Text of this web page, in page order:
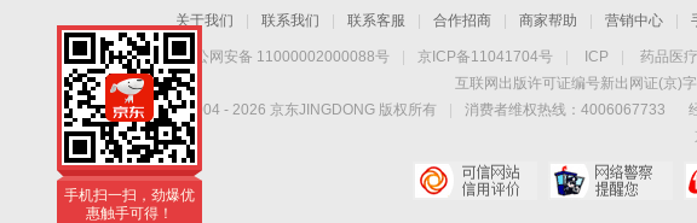
关于我们 联系我们 联系客服 合作招商 商家帮助 营销中心
京公网安备 11000002000088号 京ICP备11041704号 ICP 药品医
互联网出版许可证编号新出网证(京)
Copyright © 2004 - 2026 京东JINGDONG 版权所有 消费者维权热线：4006067733
手机扫一扫，劲爆优
惠触手可得！
手机扫一扫，劲爆优
惠触手可得！